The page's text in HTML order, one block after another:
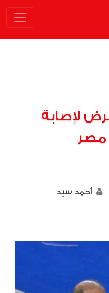
لإصابة
مصر
أحمد سيد